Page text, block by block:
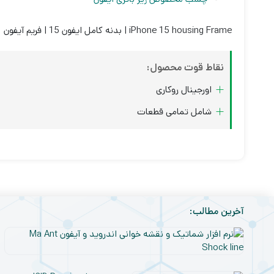
iPhone 15 housing Frame | بدنه کامل ایفون 15 | فریم آیفون
نقاط قوت محصول:
اورجینال روکاری
شامل تمامی قطعات
آخرین مطالب: